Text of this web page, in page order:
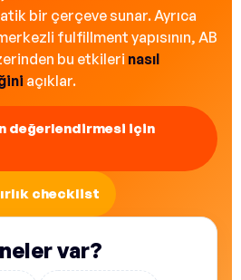
bir çerçeve sunar. Ayrıca
fulfillment yapısının, AB
bu etkileri nasıl
açıklar.
değerlendirmesi için
checklist
var?